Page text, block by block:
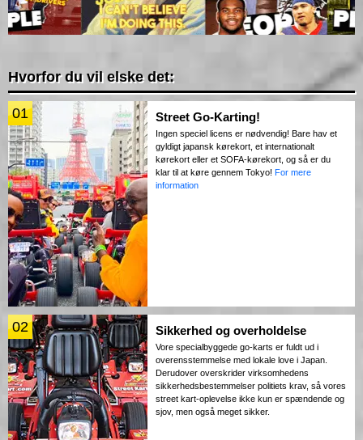
Hvorfor du vil elske det:
01 Street Go-Karting!
Ingen speciel licens er nødvendig! Bare hav et
gyldigt japansk kørekort, et internationalt
kørekort eller et SOFA-kørekort, og så er du
klar til at køre gennem Tokyo! For mere
information
02 Sikkerhed og overholdelse
Vore specialbyggede go-karts er fuldt ud i
overensstemmelse med lokale love i Japan.
Derudover overskrider virksomhedens
sikkerhedsbestemmelser politiets krav, så vores
street kart-oplevelse ikke kun er spændende og
sjov, men også meget sikker.